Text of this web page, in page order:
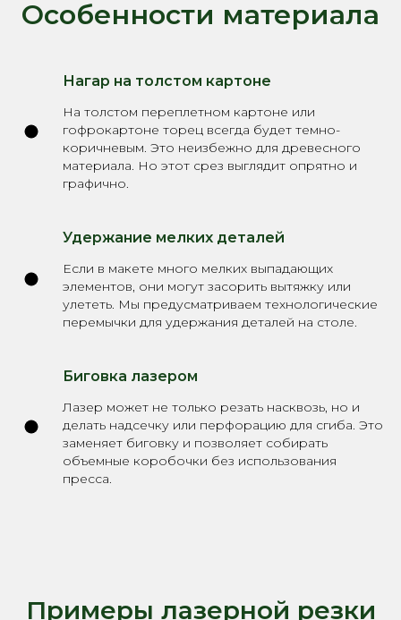
Особенности материала
Нагар на толстом картоне
На толстом переплетном картоне или
гофрокартоне торец всегда будет темно-
коричневым. Это неизбежно для древесного
материала. Но этот срез выглядит опрятно и
графично.
Удержание мелких деталей
Если в макете много мелких выпадающих
элементов, они могут засорить вытяжку или
улететь. Мы предусматриваем технологические
перемычки для удержания деталей на столе.
Биговка лазером
Лазер может не только резать насквозь, но и
делать надсечку или перфорацию для сгиба. Это
заменяет биговку и позволяет собирать
объемные коробочки без использования
пресса.
Примеры лазерной резки